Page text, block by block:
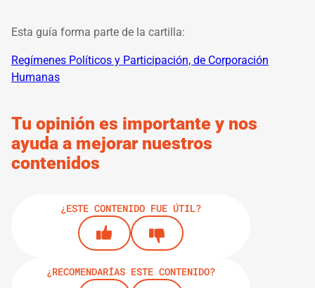
Esta guía forma parte de la cartilla:
Regímenes Políticos y Participación, de Corporación
Humanas
Tu opinión es importante y nos
ayuda a mejorar nuestros
contenidos
¿ESTE CONTENIDO FUE ÚTIL?
¿RECOMENDARÍAS ESTE CONTENIDO?